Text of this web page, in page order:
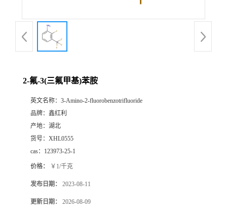
2-氟-3(三氟甲基)苯胺
英文名称： 3-Amino-2-fluorobenzotrifluoride
品牌： 鑫红利
产地： 湖北
货号： XHL0555
cas： 123973-25-1
价格： ￥1/千克
发布日期： 2023-08-11
更新日期： 2026-08-09